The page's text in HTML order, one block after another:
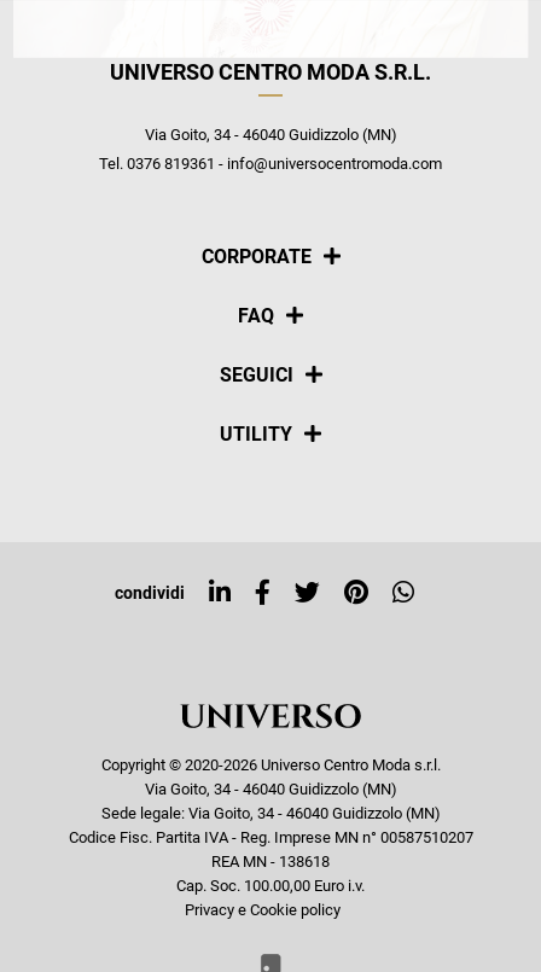
UNIVERSO CENTRO MODA S.R.L.
Via Goito, 34 - 46040 Guidizzolo (MN)
Tel. 0376 819361 - info@universocentromoda.com
CORPORATE
Chi siamo
FAQ
Pagamenti
SEGUICI
Social
UTILITY
Top ricerche
condividi
Copyright © 2020-2026 Universo Centro Moda s.r.l.
Via Goito, 34 - 46040 Guidizzolo (MN)
Sede legale: Via Goito, 34 - 46040 Guidizzolo (MN)
Codice Fisc. Partita IVA - Reg. Imprese MN n° 00587510207
REA MN - 138618
Cap. Soc. 100.00,00 Euro i.v.
Privacy e Cookie policy